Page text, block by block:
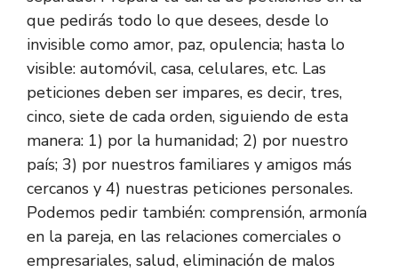
que pedirás todo lo que desees, desde lo
invisible como amor, paz, opulencia; hasta lo
visible: automóvil, casa, celulares, etc. Las
peticiones deben ser impares, es decir, tres,
cinco, siete de cada orden, siguiendo de esta
manera: 1) por la humanidad; 2) por nuestro
país; 3) por nuestros familiares y amigos más
cercanos y 4) nuestras peticiones personales.
Podemos pedir también: comprensión, armonía
en la pareja, en las relaciones comerciales o
empresariales, salud, eliminación de malos